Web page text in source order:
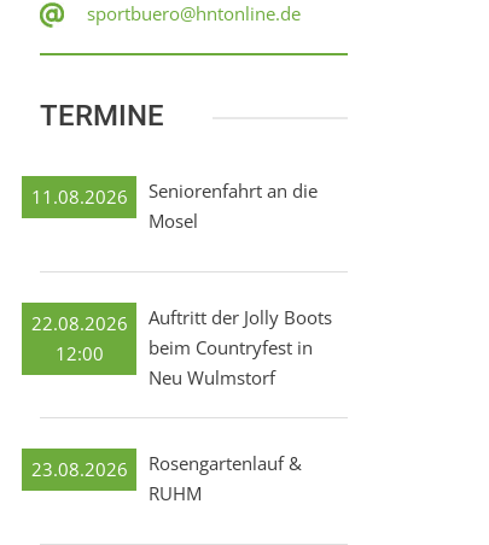
sportbuero@hntonline.de
TERMINE
11.08.2026
Seniorenfahrt an die
Mosel
22.08.2026
12:00
Auftritt der Jolly Boots
beim Countryfest in
Neu Wulmstorf
23.08.2026
Rosengartenlauf &
RUHM